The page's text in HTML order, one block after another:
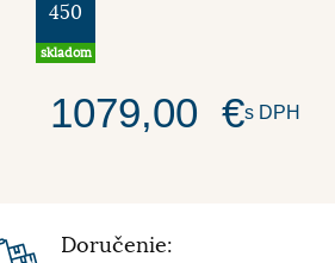
450
skladom
1079,00 €s DPH
Doručenie: